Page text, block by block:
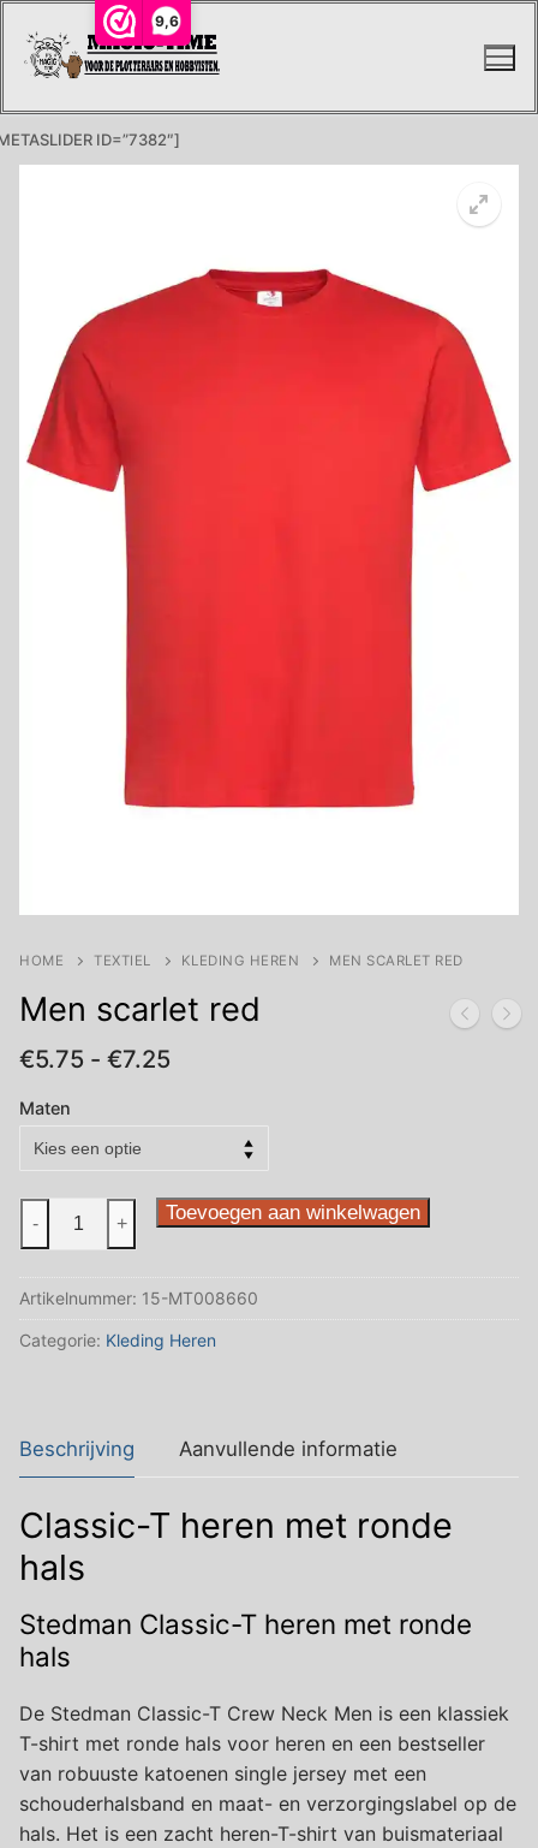
9,6
naar
ID=”7382″]
HOME TEXTIEL KLEDING HEREN MEN SCARLET RED
Men scarlet red
€5.75 - €7.25Prijsklasse:
Maten
aantal
- + Toevoegen aan winkelwagen
Artikelnummer: 15-MT008660
Categorie: Kleding Heren
Beschrijving Aanvullende informatie
Classic-T heren met ronde
hals
Stedman Classic-T heren met ronde
hals
De Stedman Classic-T Crew Neck Men is een klassiek
T-shirt met ronde hals voor heren en een bestseller
van robuuste katoenen single jersey met een
schouderhalsband en maat- en verzorgingslabel op de
hals. Het is een zacht heren-T-shirt van buismateriaal